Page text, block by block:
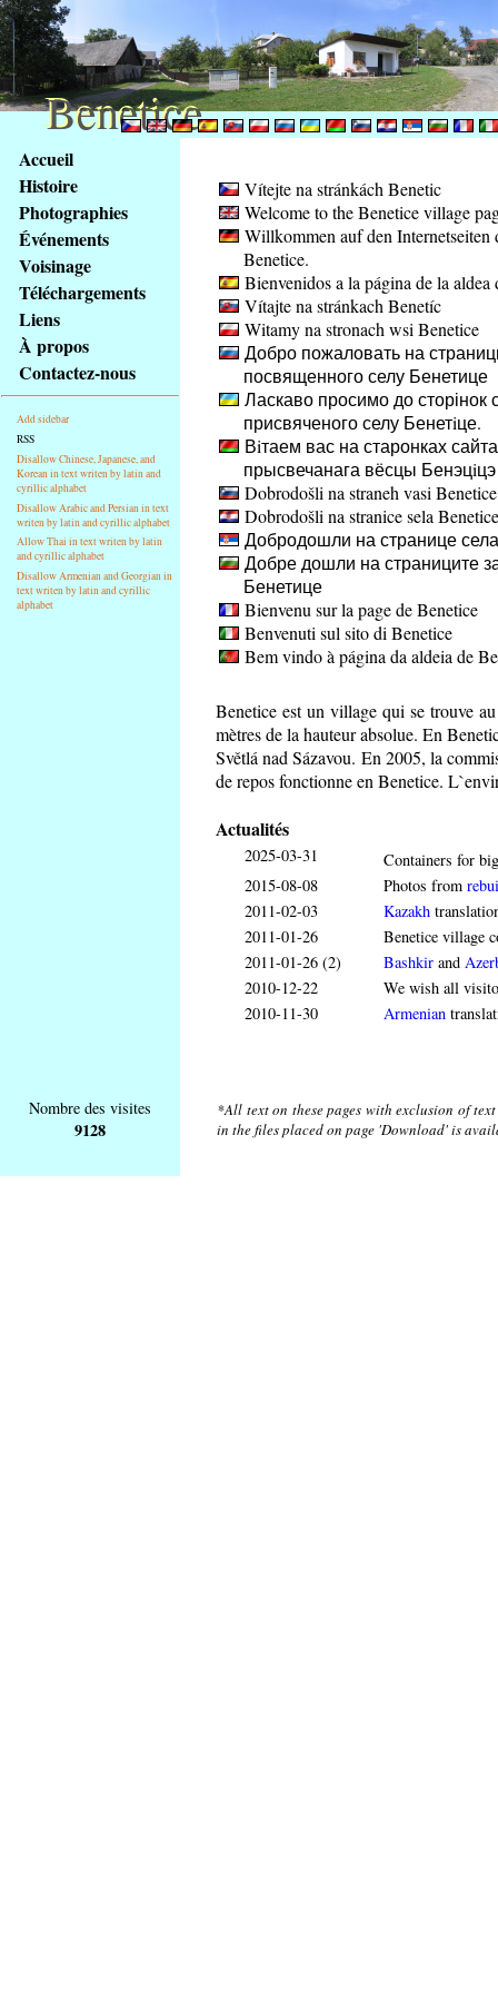
obsah
stránky
Klávesové
zkratky
tomto
webu
základní
Hlavní
strana
Accueil
Histoire
Photographies
Événements
Voisinage
Téléchargements
Liens
À propos
Contactez-nous
Add sidebar
RSS
Disallow Chinese, Japanese, and
Korean in text writen by latin and
cyrillic alphabet
Disallow Arabic and Persian in text
writen by latin and cyrillic alphabet
Allow Thai in text writen by latin
and cyrillic alphabet
Disallow Armenian and Georgian in
text writen by latin and cyrillic
alphabet
Vítejte na stránkách Benetic
Welcome to the Benetice village
Willkommen auf den Internetseiten
Benetice.
Bienvenidos a la página de la aldea
Vítajte na stránkach Benetíc
Witamy na stronach wsi Benetice
Добро пожаловать на
посвященного селу Бенетице
Ласкаво просимо до сторінок
присвяченого селу Бенетiце.
Вiтаем вас на старонках
прысвечанага вёсцы Бенэцiцэ
Dobrodošli na straneh vasi Benetice
Dobrodošli na stranice sela Benetice
Добродошли на странице
Добре дошли на страниците
Бенетице
Bienvenu sur la page de Benetice
Benvenuti sul sito di Benetice
Bem vindo à página da aldeia de
Benetice est un village qui se trouve
mètres de la hauteur absolue. En
Světlá nad Sázavou. En 2005, la
de repos fonctionne en Benetice.
Actualités
2025-03-31
Containers for
2015-08-08
Photos from
2011-02-03
Kazakh
2011-01-26
Benetice village
2011-01-26 (2)
Bashkir and
2010-12-22
We wish all
2010-11-30
Armenian
Nombre des visites
9128
*All text on these pages with exclusion of
in the files placed on page 'Download' is
Benetice
Benetice